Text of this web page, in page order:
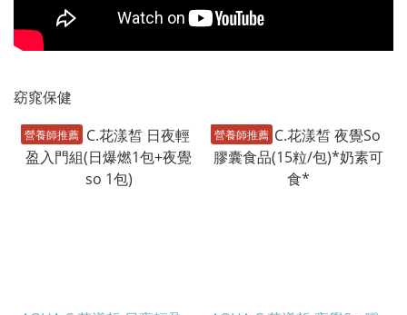
窈窕保健
營養師推薦 營養師推薦